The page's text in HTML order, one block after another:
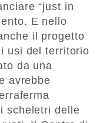
“just in
E nello
il progetto
usi del territorio
da una
avrebbe
scheletri delle